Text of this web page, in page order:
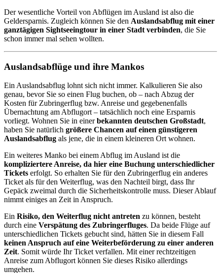
Der wesentliche Vorteil von Abflügen im Ausland ist also die
Geldersparnis. Zugleich können Sie den Auslandsabflug mit einer
ganztägigen Sightseeingtour in einer Stadt verbinden, die Sie
schon immer mal sehen wollten.
Auslandsabflüge und ihre Mankos
Ein Auslandsabflug lohnt sich nicht immer. Kalkulieren Sie also
genau, bevor Sie so einen Flug buchen, ob – nach Abzug der
Kosten für Zubringerflug bzw. Anreise und gegebenenfalls
Übernachtung am Abflugort – tatsächlich noch eine Ersparnis
vorliegt. Wohnen Sie in einerbekannten deutschen Großstadt,
haben Sie natürlich größere Chancen auf einen günstigeren
Auslandsabflug als jene, die in einem kleineren Ort wohnen.
Ein weiteres Manko bei einem Abflug im Ausland ist die
kompliziertere Anreise, da hier eine Buchung unterschiedlicher
Tickets erfolgt. So erhalten Sie für den Zubringerflug ein anderes
Ticket als für den Weiterflug, was den Nachteil birgt, dass Ihr
Gepäck zweimal durch die Sicherheitskontrolle muss. Dieser Ablauf
nimmt einiges an Zeit in Anspruch.
Ein Risiko, den Weiterflug nicht antreten zu können, besteht
durch eine Verspätung des Zubringerfluges. Da beide Flüge auf
unterschiedlichen Tickets gebucht sind, hätten Sie in diesem Fall
keinen Anspruch auf eine Weiterbeförderung zu einer anderen
Zeit. Somit würde Ihr Ticket verfallen. Mit einer rechtzeitigen
Anreise zum Abflugort können Sie dieses Risiko allerdings
umgehen.